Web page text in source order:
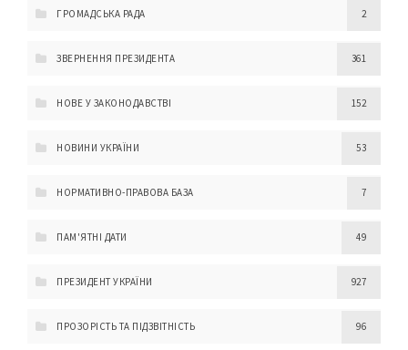
ГРОМАДСЬКА РАДА 2
ЗВЕРНЕННЯ ПРЕЗИДЕНТА 361
НОВЕ У ЗАКОНОДАВСТВІ 152
НОВИНИ УКРАЇНИ 53
НОРМАТИВНО-ПРАВОВА БАЗА 7
ПАМ'ЯТНІ ДАТИ 49
ПРЕЗИДЕНТ УКРАЇНИ 927
ПРОЗОРІСТЬ ТА ПІДЗВІТНІСТЬ 96